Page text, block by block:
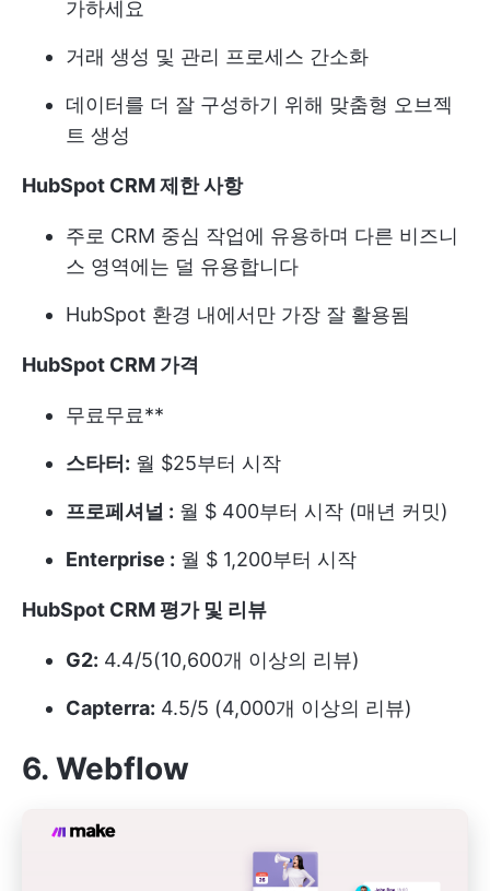
가하세요
거래 생성 및 관리 프로세스 간소화
데이터를 더 잘 구성하기 위해 맞춤형 오브젝
트 생성
HubSpot CRM 제한 사항
주로 CRM 중심 작업에 유용하며 다른 비즈니
스 영역에는 덜 유용합니다
HubSpot 환경 내에서만 가장 잘 활용됨
HubSpot CRM 가격
무료무료**
스타터: 월 $25부터 시작
프로페셔널 : 월 $ 400부터 시작 (매년 커밋)
Enterprise : 월 $ 1,200부터 시작
HubSpot CRM 평가 및 리뷰
G2: 4.4/5(10,600개 이상의 리뷰)
Capterra: 4.5/5 (4,000개 이상의 리뷰)
6. Webflow